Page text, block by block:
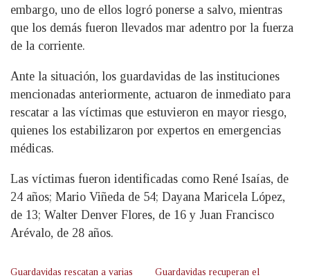
embargo, uno de ellos logró ponerse a salvo, mientras
que los demás fueron llevados mar adentro por la fuerza
de la corriente.
Ante la situación, los guardavidas de las instituciones
mencionadas anteriormente, actuaron de inmediato para
rescatar a las víctimas que estuvieron en mayor riesgo,
quienes los estabilizaron por expertos en emergencias
médicas.
Las víctimas fueron identificadas como René Isaías, de
24 años; Mario Viñeda de 54; Dayana Maricela López,
de 13; Walter Denver Flores, de 16 y Juan Francisco
Arévalo, de 28 años.
Guardavidas rescatan a varias
Guardavidas recuperan el